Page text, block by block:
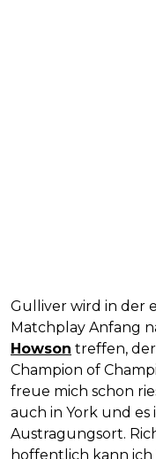
Gulliver wird in der
Matchplay Anfang
Howson treffen, der
Champion of
freue mich schon
auch in York und
Austragungsort.
hoffentlich kann